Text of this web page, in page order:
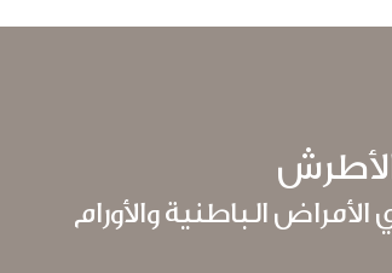
الباطنية والأورام